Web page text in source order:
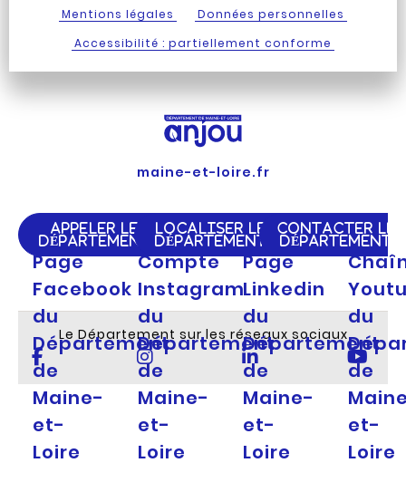
Mentions légales
Données personnelles
Accessibilité : partiellement conforme
maine-et-loire.fr
APPELER LE
DÉPARTEMENT
LOCALISER LE
DÉPARTEMENT
CONTACTER LE
DÉPARTEMENT
Le Département sur les réseaux sociaux
Page
Facebook
du
Département
de
Maine-
et-
Loire
Compte
Instagram
du
Département
de
Maine-
et-
Loire
Page
Linkedin
du
Département
de
Maine-
et-
Loire
du
de
et-
Loire